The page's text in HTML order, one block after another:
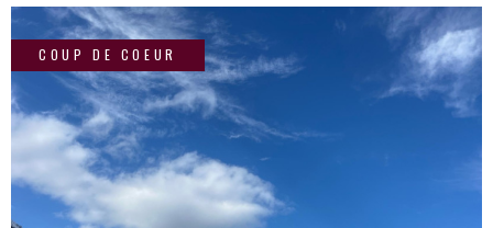
SYNDIC
ALERTE E-
COUP DE COEUR
DE
BIEN
TYPE DE BIEN
VILLE
Budget
BUDGET